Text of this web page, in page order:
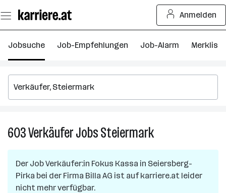
Seiteninhalt
springen
Anmelden
Jobsuche Job-Empfehlungen Job-Alarm Merkliste
603VerkäuferJobsSteiermark603
in
Steiermark
Der JobVerkäufer:in Fokus Kassa in Seiersberg-
Pirka bei der Firma Billa AG ist auf karriere.at leider
nicht mehr verfügbar.